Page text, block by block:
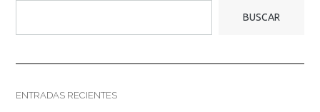
BUSCAR
ENTRADAS RECIENTES